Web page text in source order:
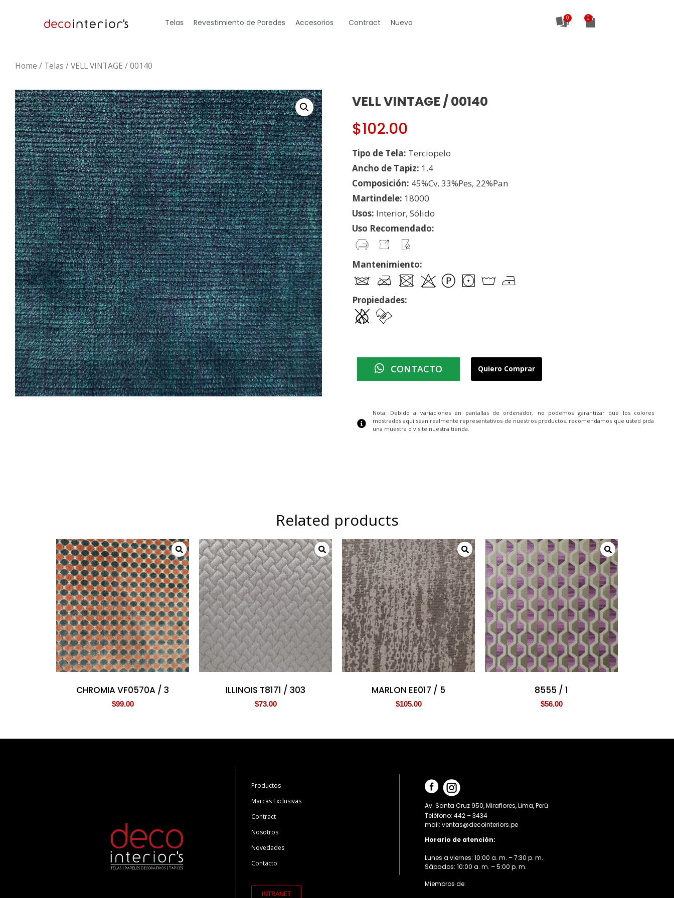
Telas Revestimiento de Paredes Accesorios Contract Nuevo 0
Home / Telas / VELL VINTAGE / 00140
VELL VINTAGE / 00140
$102.00
Tipo de Tela: Terciopelo
Ancho de Tapiz: 1.4
Composición: 45%Cv, 33%Pes, 22%Pan
Martindele: 18000
Usos: Interior, Sólido
Uso Recomendado:
Mantenimiento:
Propiedades:
CONTACTO Quiero Comprar
Nota: Debido a variaciones en pantallas de ordenador, no podemos garantizar que los colores
mostrados aquí sean realmente representativos de nuestros productos. recomendamos que usted pida
una muestra o visite nuestra tienda.
Related products
CHROMIA VF0570A / 3
$99.00
ILLINOIS T8171 / 303
$73.00
MARLON EE017 / 5
$105.00
8555 / 1
$56.00
Productos
Marcas Exclusivas
Contract
Nosotros
Novedades
Contacto
INTRANET
Av. Santa Cruz 950, Miraflores, Lima, Perú
Teléfono: 442 – 3434
mail: ventas@decointeriors.pe
Horario de atención:
Lunes a viernes: 10:00 a. m. – 7:30 p. m.
Sábados: 10:00 a. m. – 5:00 p. m.
Miembros de: